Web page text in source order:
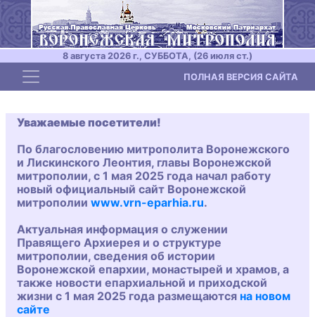
8 августа 2026 г., СУББОТА, (26 июля ст.)
Toggle navigation ПОЛНАЯ ВЕРСИЯ САЙТА
Уважаемые посетители!
По благословению митрополита Воронежского
и Лискинского Леонтия, главы Воронежской
митрополии, с 1 мая 2025 года начал работу
новый официальный сайт Воронежской
митрополии www.vrn-eparhia.ru.
Актуальная информация о служении
Правящего Архиерея и о структуре
митрополии, сведения об истории
Воронежской епархии, монастырей и храмов, а
также новости епархиальной и приходской
жизни с 1 мая 2025 года размещаются на новом
сайте